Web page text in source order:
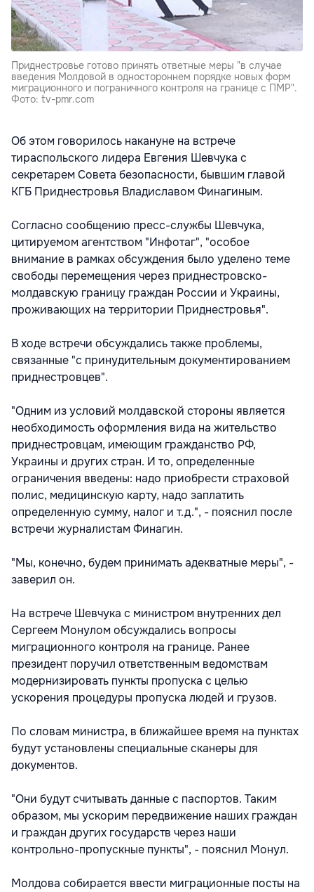
Приднестровье готово принять ответные меры "в случае
введения Молдовой в одностороннем порядке новых форм
миграционного и пограничного контроля на границе с ПМР".
Фото: tv-pmr.com
Об этом говорилось накануне на встрече
тираспольского лидера Евгения Шевчука с
секретарем Совета безопасности, бывшим главой
КГБ Приднестровья Владиславом Финагиным.
Согласно сообщению пресс-службы Шевчука,
цитируемом агентством "Инфотаг", "особое
внимание в рамках обсуждения было уделено теме
свободы перемещения через приднестровско-
молдавскую границу граждан России и Украины,
проживающих на территории Приднестровья".
В ходе встречи обсуждались также проблемы,
связанные "с принудительным документированием
приднестровцев".
"Одним из условий молдавской стороны является
необходимость оформления вида на жительство
приднестровцам, имеющим гражданство РФ,
Украины и других стран. И то, определенные
ограничения введены: надо приобрести страховой
полис, медицинскую карту, надо заплатить
определенную сумму, налог и т.д.", - пояснил после
встречи журналистам Финагин.
"Мы, конечно, будем принимать адекватные меры", -
заверил он.
На встрече Шевчука с министром внутренних дел
Сергеем Монулом обсуждались вопросы
миграционного контроля на границе. Ранее
президент поручил ответственным ведомствам
модернизировать пункты пропуска с целью
ускорения процедуры пропуска людей и грузов.
По словам министра, в ближайшее время на пунктах
будут установлены специальные сканеры для
документов.
"Они будут считывать данные с паспортов. Таким
образом, мы ускорим передвижение наших граждан
и граждан других государств через наши
контрольно-пропускные пункты", - пояснил Монул.
Молдова собирается ввести миграционные посты на